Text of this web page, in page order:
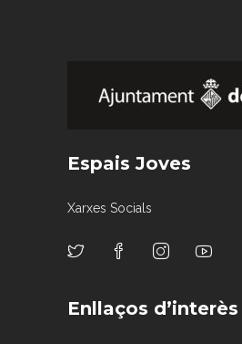
Espais Joves
Xarxes Socials
Enllaços d’interès